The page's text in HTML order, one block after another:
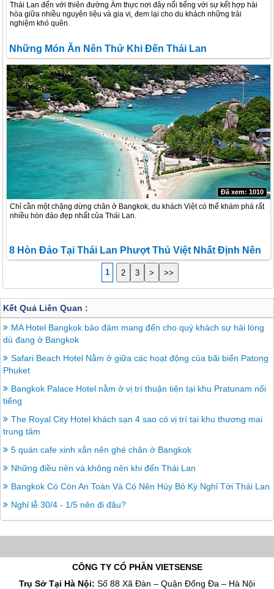
Thái Lan đến với thiên đường Ẩm thực nơi đây nổi tiếng với sự kết hợp hài
hòa giữa nhiều nguyên liệu và gia vị, đem lại cho du khách những trải
nghiệm khó quên.
Những Món Ăn Nên Thử Khi Đến Thái Lan
Chỉ cần một chặng dừng chân ở Bangkok, du khách Việt có thể khám phá rất
nhiều hòn đảo đẹp nhất của Thái Lan.
Đã xem: 1010
8 Hòn Đảo Tại Thái Lan Phượt Thủ Việt Nhất Định Nên
1 2 3 > >>
Kết Quả Liên Quan :
MA Hotel Bangkok bảo đảm mang đến cho quý khách sự hài lòng
dù đang ở Bangkok
Safari Beach Hotel Nằm ở giữa các hoạt động của bãi biển Patong
Phuket
Bangkok Palace Hotel nằm ở vị trí thuận tiện tại khu Pratunam nổi
tiếng
The Royal City Hotel khách sạn 4 sao có vị trí tại khu thương mai
trung tâm
5 quán cafe xinh xắn nên ghé chân ở Bangkok
Những điều nên và không nên khi đến Thái Lan
Bangkok Có Còn An Toàn Và Có Nên Hủy Bỏ Kỳ Nghỉ Tới Thái Lan
Nghỉ lễ 30/4 - 1/5 nên đi đâu?
CÔNG TY CỔ PHẦN VIETSENSE
Trụ Sở Tại Hà Nội: Số 88 Xã Đàn – Quận Đống Đa – Hà Nội